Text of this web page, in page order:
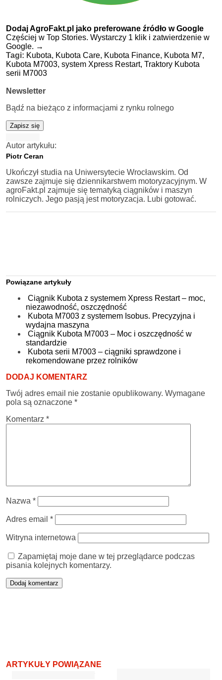
Dodaj AgroFakt.pl jako preferowane źródło w Google
Częściej w Top Stories. Wystarczy 1 klik i zatwierdzenie w
Google. →
Tagi: Kubota, Kubota Care, Kubota Finance, Kubota M7,
Kubota M7003, system Xpress Restart, Traktory Kubota
serii M7003
Newsletter
Bądź na bieżąco z informacjami z rynku rolnego
Zapisz się
Autor artykułu:
Piotr Ceran
Ukończył studia na Uniwersytecie Wrocławskim. Od
zawsze zajmuje się dziennikarstwem motoryzacyjnym. W
agroFakt.pl zajmuje się tematyką ciągników i maszyn
rolniczych. Jego pasją jest motoryzacja. Lubi gotować.
Powiązane artykuły
Ciągnik Kubota z systemem Xpress Restart – moc,
niezawodność, oszczędność
Kubota M7003 z systemem Isobus. Precyzyjna i
wydajna maszyna
Ciągnik Kubota M7003 – Moc i oszczędność w
standardzie
Kubota serii M7003 – ciągniki sprawdzone i
rekomendowane przez rolników
DODAJ KOMENTARZ
Twój adres email nie zostanie opublikowany. Wymagane
pola są oznaczone *
Komentarz *
Nazwa *
Adres email *
Witryna internetowa
Zapamiętaj moje dane w tej przeglądarce podczas
pisania kolejnych komentarzy.
ARTYKUŁY POWIĄZANE